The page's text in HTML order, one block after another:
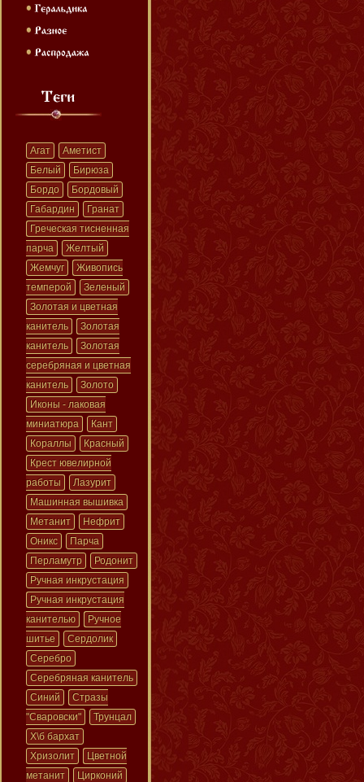
Агат
Аметист
Белый
Бирюза
Бордо
Бордовый
Габардин
Гранат
Греческая тисненная
парча
Желтый
Жемчуг
Живопись
темперой
Зеленый
Золотая и цветная
канитель
Золотая
канитель
Золотая
серебряная и цветная
канитель
Золото
Иконы - лаковая
миниатюра
Кант
Кораллы
Красный
Крест ювелирной
работы
Лазурит
Машинная вышивка
Метанит
Нефрит
Оникс
Парча
Перламутр
Родонит
Ручная инкрустация
Ручная инкрустация
канителью
Ручное
шитье
Сердолик
Серебро
Серебряная канитель
Синий
Стразы
"Сваровски"
Трунцал
Х\б бархат
Хризолит
Цветной
метанит
Цирконий